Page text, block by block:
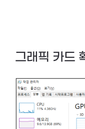
그래픽 카드